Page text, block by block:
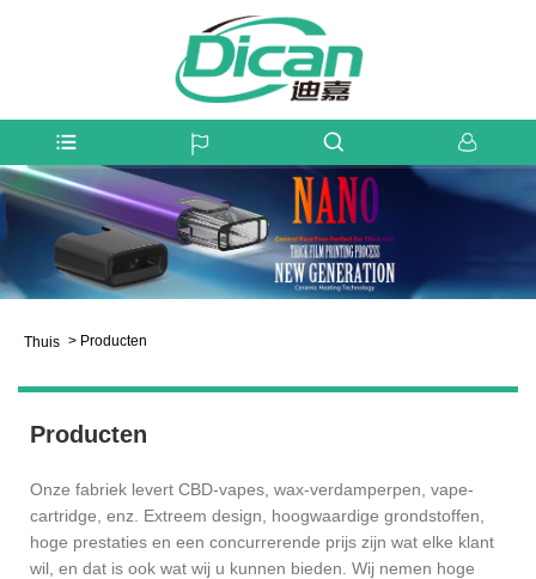
Thuis > Producten
Producten
Onze fabriek levert CBD-vapes, wax-verdamperpen, vape-
cartridge, enz. Extreem design, hoogwaardige grondstoffen,
hoge prestaties en een concurrerende prijs zijn wat elke klant
wil, en dat is ook wat wij u kunnen bieden. Wij nemen hoge